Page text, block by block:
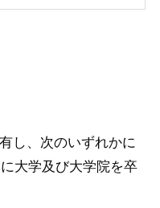
し、次のいずれかに
大学及び大学院を卒